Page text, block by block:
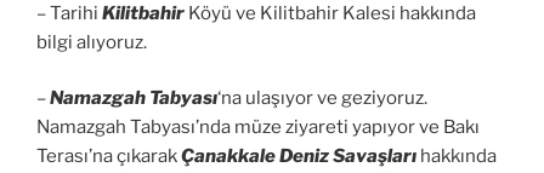
– Tarihi Kilitbahir Köyü ve Kilitbahir Kalesi hakkında
bilgi alıyoruz.
–Namazgah Tabyası‘na ulaşıyor ve geziyoruz.
Namazgah Tabyası’nda müze ziyareti yapıyor ve Bakı
Terası’na çıkarakÇanakkale Deniz Savaşları hakkında